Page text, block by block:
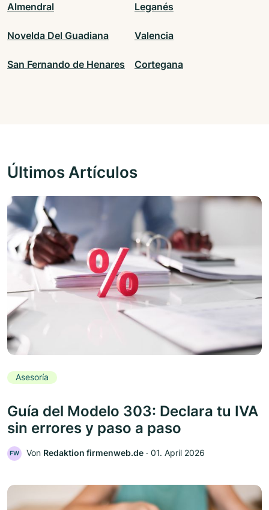
Almendral Leganés
Novelda Del Guadiana Valencia
San Fernando de Henares Cortegana
Últimos Artículos
Asesoría
Guía del Modelo 303: Declara tu IVA
sin errores y paso a paso
FW Von Redaktion firmenweb.de ‧ 01. April 2026